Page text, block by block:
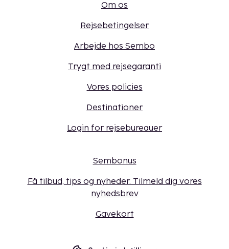
Om os
Rejsebetingelser
Arbejde hos Sembo
Trygt med rejsegaranti
Vores policies
Destinationer
Login for rejsebureauer
Sembonus
Få tilbud, tips og nyheder. Tilmeld dig vores
nyhedsbrev
Gavekort